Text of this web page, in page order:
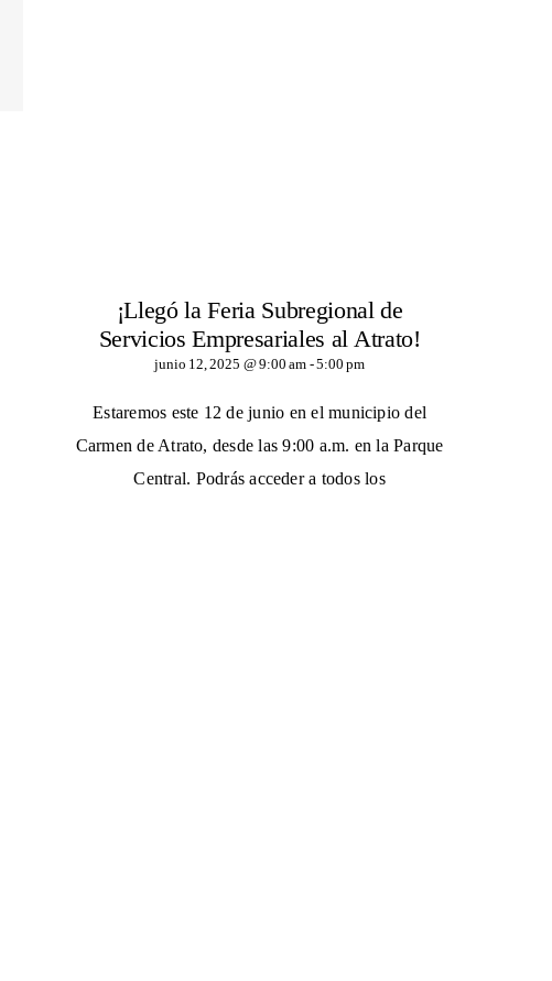
¡Llegó la Feria Subregional de
Servicios Empresariales al Atrato!
junio 12, 2025 @ 9:00 am-5:00 pm
Estaremos este 12 de junio en el municipio del
Carmen de Atrato, desde las 9:00 a.m. en la Parque
Central. Podrás acceder a todos los